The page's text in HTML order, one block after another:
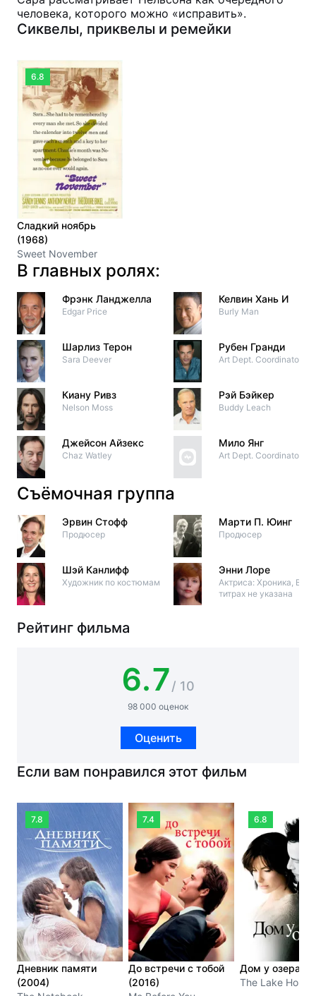
человека, которого можно «исправить».
Сиквелы, приквелы и ремейки
6.8
Сладкий ноябрь
(1968)
Sweet November
В главных ролях:
Фрэнк Ланджелла
Edgar Price
Шарлиз Терон
Sara Deever
Киану Ривз
Nelson Moss
Джейсон Айзекс
Chaz Watley
Келвин Хань И
Burly Man
Рубен Гранди
Art Dept. Coordinator #5
Рэй Бэйкер
Buddy Leach
Мило Янг
Art Dept. Coordinator #3
Съёмочная группа
Эрвин Стофф
Продюсер
Шэй Канлифф
Художник по костюмам
Марти П. Юинг
Продюсер
Энни Лоре
Актриса: Хроника, В
титрах не указана
Рейтинг фильма
6.7/ 10
98 000 оценок
Оценить
Если вам понравился этот фильм
7.8
Дневник памяти
(2004)
7.4
До встречи с тобой
(2016)
6.8
Дом у озера
The Lake House